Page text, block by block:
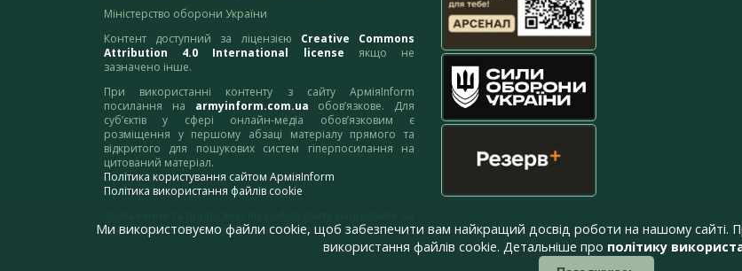
Міністерство оборони України
Контент доступний за ліцензією Creative Commons
Attribution 4.0 International license якщо не
зазначено інше.
При використанні контенту з сайту АрміяInform
посилання на armyinform.com.ua обов’язкове. Для
суб’єктів у сфері онлайн-медіа обов’язковим є
розміщення у першому абзаці матеріалу прямого та
відкритого для пошукових систем гіперпосилання на
цитований матеріал.
Політика користування сайтом АрміяInform
Політика використання файлів cookie
адресу:webmaster@armyinform.com.ua
Ми використовуємо файли cookie, щоб забезпечити вам найкращий досвід роботи на нашому сайті.
використання файлів cookie. Детальніше про політику